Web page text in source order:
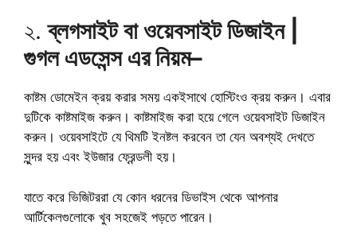
২.ব্লগসাইট বা ওয়েবসাইট ডিজাইন |
গুগল এডসেন্স এর নিয়ম–
কাষ্টম ডোমেইন ক্রয় করার সময় একইসাথে হোস্টিংও ক্রয় করুন। এবার
দুটিকে কাষ্টমাইজ করুন। কাষ্টমাইজ করা হয়ে গেলে ওয়েবসাইট ডিজাইন
করুন। ওয়েবসাইটে যে থিমটি ইনষ্টল করবেন তা যেন অবশ্যই দেখতে
সুন্দর হয় এবং ইউজার ফ্রেন্ডলী হয়।
যাতে করে ভিজিটররা যে কোন ধরনের ডিভাইস থেকে আপনার
আর্টিকেলগুলোকে খুব সহজেই পড়তে পারেন।